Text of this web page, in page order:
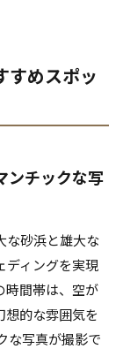
すめスポッ
ンチックな写
な砂浜と雄大な
ディングを実現
時間帯は、空が
想的な雰囲気を
な写真が撮影で